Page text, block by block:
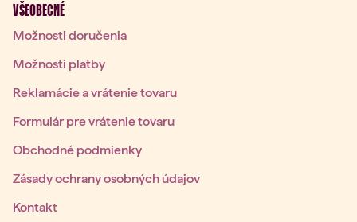
VŠEOBECNÉ
Možnosti doručenia
Možnosti platby
Reklamácie a vrátenie tovaru
Formulár pre vrátenie tovaru
Obchodné podmienky
Zásady ochrany osobných údajov
Kontakt